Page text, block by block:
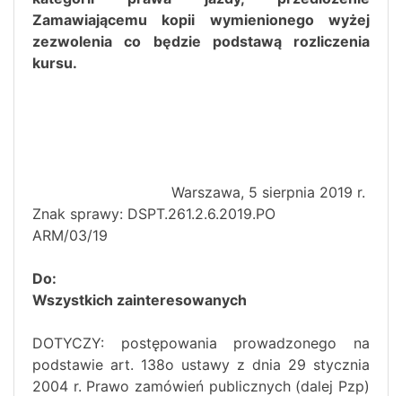
Zamawiającemu kopii wymienionego wyżej
zezwolenia co będzie podstawą rozliczenia
kursu.
Warszawa, 5 sierpnia 2019 r.
Znak sprawy: DSPT.261.2.6.2019.PO
ARM/03/19
Do:
Wszystkich zainteresowanych
DOTYCZY: postępowania prowadzonego na
podstawie art. 138o ustawy z dnia 29 stycznia
2004 r. Prawo zamówień publicznych (dalej Pzp)